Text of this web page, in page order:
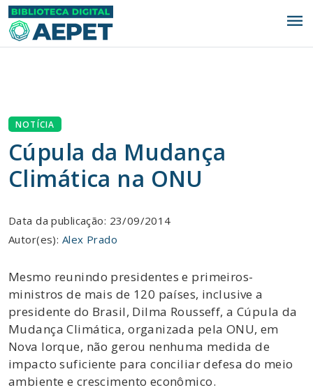
menu
NOTÍCIA
Cúpula da Mudança
Climática na ONU
Data da publicação: 23/09/2014
Autor(es): Alex Prado
Mesmo reunindo presidentes e primeiros-
ministros de mais de 120 países, inclusive a
presidente do Brasil, Dilma Rousseff, a Cúpula da
Mudança Climática, organizada pela ONU, em
Nova Iorque, não gerou nenhuma medida de
impacto suficiente para conciliar defesa do meio
ambiente e crescimento econômico.